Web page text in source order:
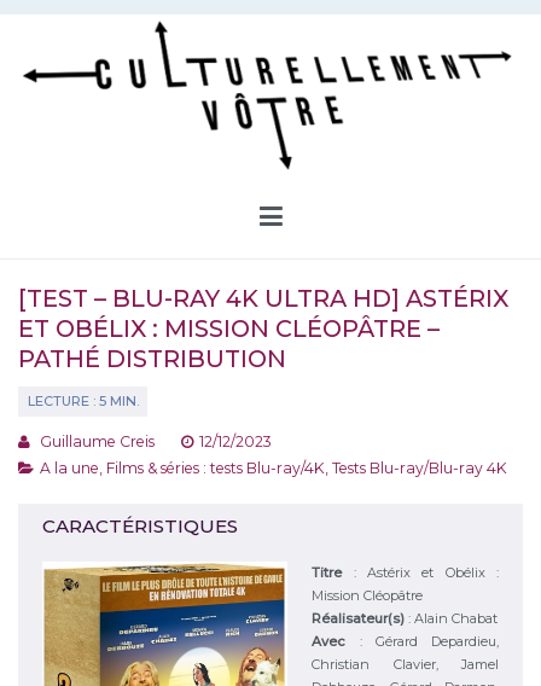
Aller
contenu
[TEST – BLU-RAY 4K ULTRA HD] ASTÉRIX
ET OBÉLIX : MISSION CLÉOPÂTRE –
PATHÉ DISTRIBUTION
Guillaume Creis
12/12/2023
A la une Films & séries : tests Blu-ray/4K Tests Blu-ray/Blu-ray 4K
CARACTÉRISTIQUES
Titre :Astérix et Obélix :
Mission Cléopâtre
Réalisateur(s):Alain Chabat
Avec : Gérard Depardieu,
Christian Clavier, Jamel